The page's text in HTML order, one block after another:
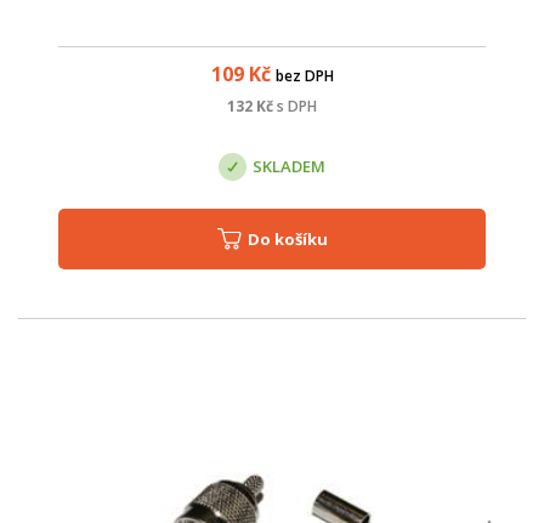
109Kč bez DPH
132 Kčs DPH
SKLADEM
Do košíku